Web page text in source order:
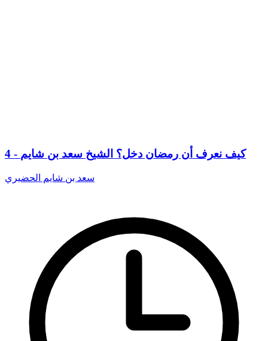
4 - كيف نعرف أن رمضان دخل؟ الشيخ سعد بن شايم
سعد بن شايم الحضيري